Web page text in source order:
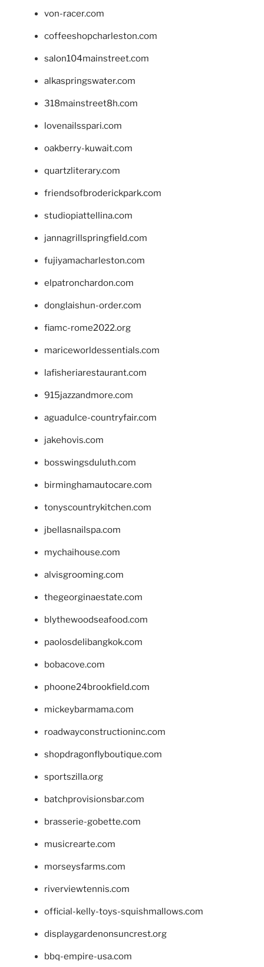
von-racer.com
coffeeshopcharleston.com
salon104mainstreet.com
alkaspringswater.com
318mainstreet8h.com
lovenailsspari.com
oakberry-kuwait.com
quartzliterary.com
friendsofbroderickpark.com
studiopiattellina.com
jannagrillspringfield.com
fujiyamacharleston.com
elpatronchardon.com
donglaishun-order.com
fiamc-rome2022.org
mariceworldessentials.com
lafisheriarestaurant.com
915jazzandmore.com
aguadulce-countryfair.com
jakehovis.com
bosswingsduluth.com
birminghamautocare.com
tonyscountrykitchen.com
jbellasnailspa.com
mychaihouse.com
alvisgrooming.com
thegeorginaestate.com
blythewoodseafood.com
paolosdelibangkok.com
bobacove.com
phoone24brookfield.com
mickeybarmama.com
roadwayconstructioninc.com
shopdragonflyboutique.com
sportszilla.org
batchprovisionsbar.com
brasserie-gobette.com
musicrearte.com
morseysfarms.com
riverviewtennis.com
official-kelly-toys-squishmallows.com
displaygardenonsuncrest.org
bbq-empire-usa.com